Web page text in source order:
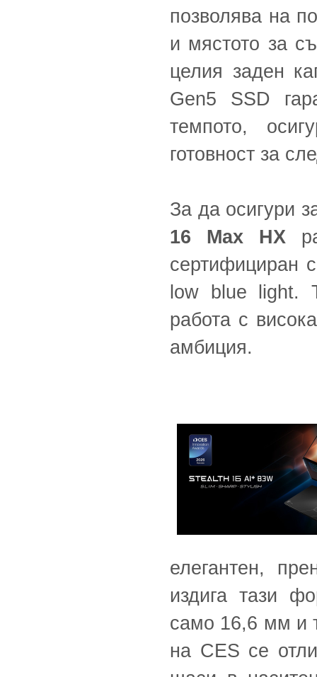
позволява на
и мястото за
целия заден
Gen5 SSD
темпото,
готовност за
За да осигури
16 Max HX
сертифициран
low blue light.
работа с
амбиция.
елегантен,
издига тази
само 16,6 мм и
на CES се